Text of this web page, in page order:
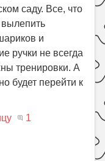
саду. Все, что
вылепить
и
ручки не всегда
тренировки. А
будет перейти к
1